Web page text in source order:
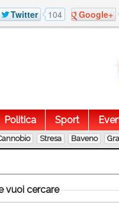
Twitter 104 Google+
Politica Sport
Stresa Baveno
vuoi cercare